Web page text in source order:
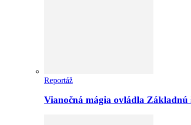
Reportáž
Vianočná mágia ovládla Základnú